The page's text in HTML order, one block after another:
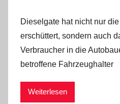
Dieselgate hat nicht nur
erschüttert, sondern auch
Verbraucher in die
betroffene Fahrzeughalter
Weiterlesen